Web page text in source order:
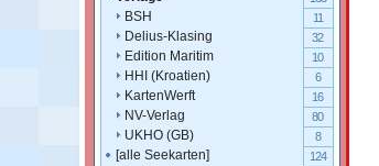
BSH 11
Delius-Klasing 32
Edition Maritim 10
HHI (Kroatien) 6
KartenWerft 16
NV-Verlag 80
UKHO (GB) 8
[alle Seekarten] 124